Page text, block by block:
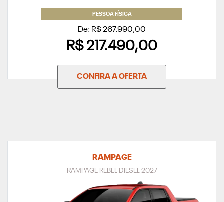
PESSOA FÍSICA
De: R$ 267.990,00
R$ 217.490,00
CONFIRA A OFERTA
RAMPAGE
RAMPAGE REBEL DIESEL 2027